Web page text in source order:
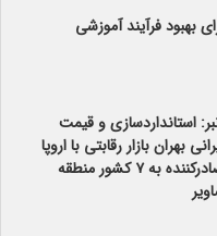
بهبود فرآیند آموزشی
استانداردسازی و قیمت
بهران بازار رقابتی با اروپا
ایجاد کرده است / صادرکننده به ۷ کشور منطقه